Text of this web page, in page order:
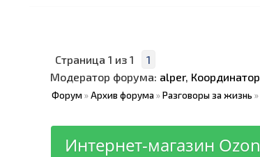
Страница 1 из 1 1
Модератор форума: alper, Координатор
Форум »Архив форума »Разговоры за жизнь »
Интернет-магазин Ozon